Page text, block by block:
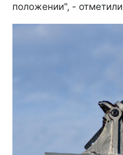
положении", -